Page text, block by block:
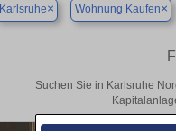
Karlsruhe× Wohnung Kaufen×
Suchen Sie in Karlsruhe